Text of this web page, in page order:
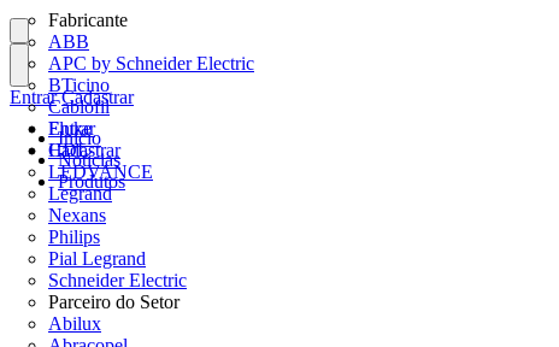
Fabricante
ABB
APC by Schneider Electric
BTicino
Cablofil
Fluke
HDL
LEDVANCE
Legrand
Nexans
Philips
Pial Legrand
Schneider Electric
Parceiro do Setor
Abilux
Entrar
Cadastrar
Entrar Cadastrar
Início
Notícias
Produtos